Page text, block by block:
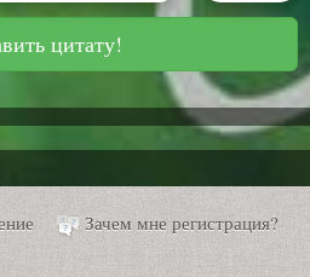
цитату!
Зачем мне регистрация?